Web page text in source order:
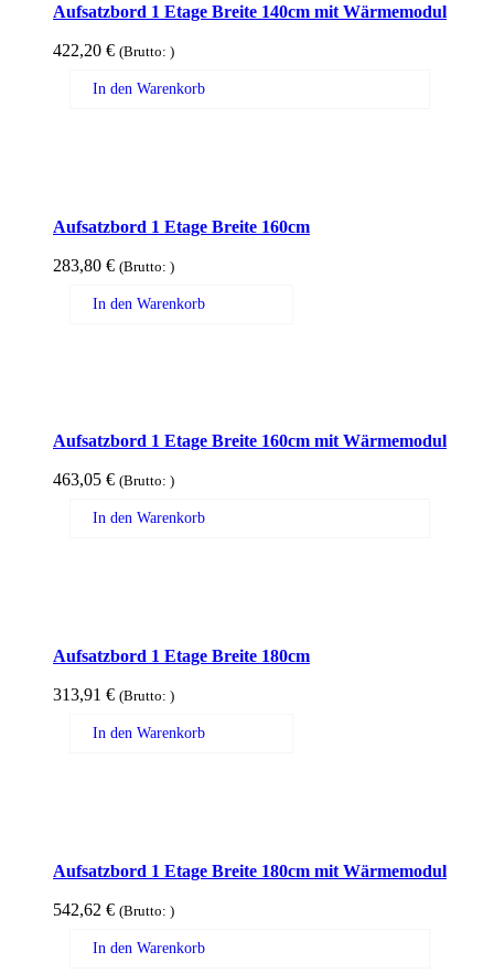
Aufsatzbord 1 Etage Breite 140cm mit Wärmemodul
422,20 € (Brutto: )
In den Warenkorb
Aufsatzbord 1 Etage Breite 160cm
283,80 € (Brutto: )
In den Warenkorb
Aufsatzbord 1 Etage Breite 160cm mit Wärmemodul
463,05 € (Brutto: )
In den Warenkorb
Aufsatzbord 1 Etage Breite 180cm
313,91 € (Brutto: )
In den Warenkorb
Aufsatzbord 1 Etage Breite 180cm mit Wärmemodul
542,62 € (Brutto: )
In den Warenkorb